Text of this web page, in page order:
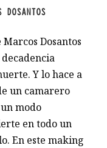
DOSANTOS
Dosantos
Y lo hace a
un camarero
modo
en todo un
En este making